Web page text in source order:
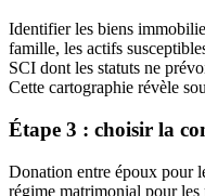
Identifier les biens
famille, les actifs
SCI dont les statuts ne
Cette cartographie révèle
Étape 3 : choisir la
Donation entre époux pour
régime matrimonial pour